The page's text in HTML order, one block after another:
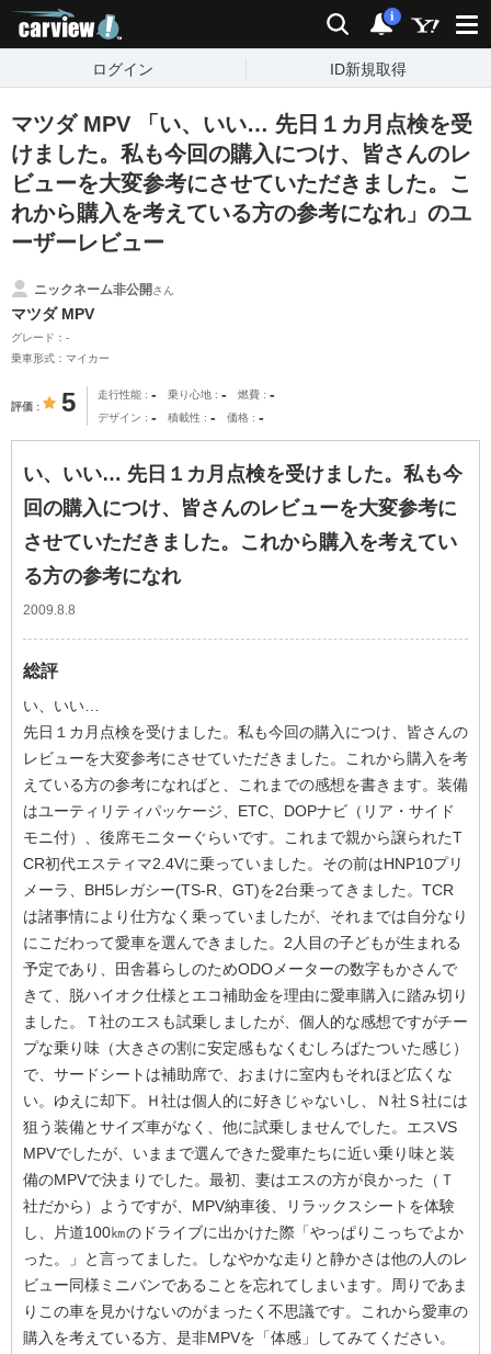
検索 通知
i
ログイン ID新規取得
マツダ MPV 「い、いい… 先日１カ月点検を受
けました。私も今回の購入につけ、皆さんのレ
ビューを大変参考にさせていただきました。こ
れから購入を考えている方の参考になれ」のユ
ーザーレビュー
ニックネーム非公開さん
マツダ MPV
グレード：-
乗車形式：マイカー
評価 5 走行性能 - 乗り心地 - 燃費 -
デザイン - 積載性 - 価格 -
い、いい… 先日１カ月点検を受けました。私も今
回の購入につけ、皆さんのレビューを大変参考に
させていただきました。これから購入を考えてい
る方の参考になれ
2009.8.8
総評
い、いい…
先日１カ月点検を受けました。私も今回の購入につけ、皆さんの
レビューを大変参考にさせていただきました。これから購入を考
えている方の参考になればと、これまでの感想を書きます。装備
はユーティリティパッケージ、ETC、DOPナビ（リア・サイド
モニ付）、後席モニターぐらいです。これまで親から譲られたT
CR初代エスティマ2.4Vに乗っていました。その前はHNP10プリ
メーラ、BH5レガシー(TS-R、GT)を2台乗ってきました。TCR
は諸事情により仕方なく乗っていましたが、それまでは自分なり
にこだわって愛車を選んできました。2人目の子どもが生まれる
予定であり、田舎暮らしのためODOメーターの数字もかさんで
きて、脱ハイオク仕様とエコ補助金を理由に愛車購入に踏み切り
ました。Ｔ社のエスも試乗しましたが、個人的な感想ですがチー
プな乗り味（大きさの割に安定感もなくむしろばたついた感じ）
で、サードシートは補助席で、おまけに室内もそれほど広くな
い。ゆえに却下。Ｈ社は個人的に好きじゃないし、Ｎ社Ｓ社には
狙う装備とサイズ車がなく、他に試乗しませんでした。エスVS
MPVでしたが、いままで選んできた愛車たちに近い乗り味と装
備のMPVで決まりでした。最初、妻はエスの方が良かった（Ｔ
社だから）ようですが、MPV納車後、リラックスシートを体験
し、片道100㎞のドライブに出かけた際「やっぱりこっちでよか
った。」と言ってました。しなやかな走りと静かさは他の人のレ
ビュー同様ミニバンであることを忘れてしまいます。周りであま
りこの車を見かけないのがまったく不思議です。これから愛車の
購入を考えている方、是非MPVを「体感」してみてください。